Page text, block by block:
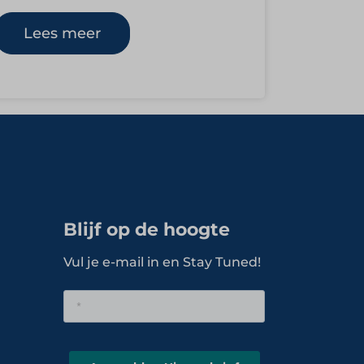
foodservice en hospitality in
De coöperatie
de belangen van
Lees meer
Blijf op de hoogte
Vul je e-mail in en Stay Tuned!